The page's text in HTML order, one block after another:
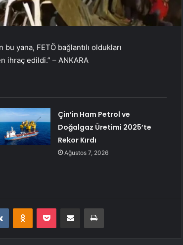
yana, FETÖ bağlantılı oldukları
ihraç edildi.” – ANKARA
Çin’in Ham Petrol ve
Doğalgaz Üretimi 2025’te
Rekor Kırdı
Ağustos 7, 2026
VKontakteOdnoklassniki
Pocket E-Posta ile paylaş Yazdır